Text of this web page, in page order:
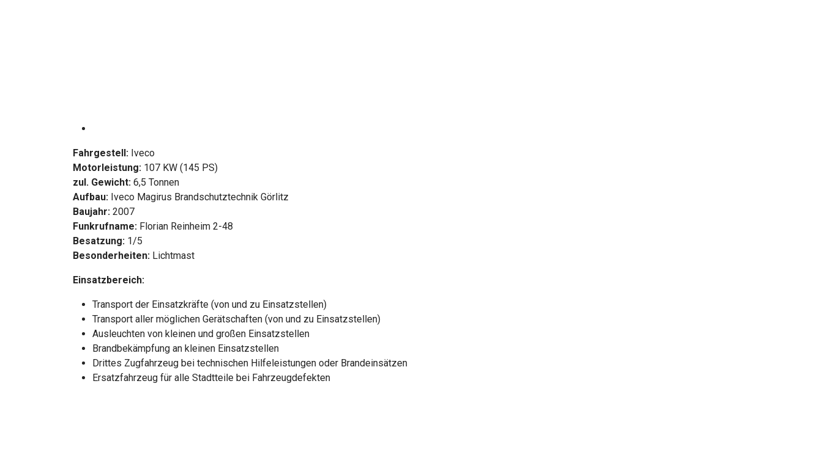
Fahrgestell:Iveco
Motorleistung: 107 KW (145 PS)
zul. Gewicht: 6,5 Tonnen
Aufbau:Iveco Magirus Brandschutztechnik Görlitz
Baujahr:2007
Funkrufname:Florian Reinheim 2-48
Besatzung:1/5
Besonderheiten: Lichtmast
Einsatzbereich:
Transport der Einsatzkräfte (von und zu Einsatzstellen)
Transport aller möglichen Gerätschaften (von und zu Einsatzstellen)
Ausleuchten von kleinen und großen Einsatzstellen
Brandbekämpfung an kleinen Einsatzstellen
Drittes Zugfahrzeug bei technischen Hilfeleistungen oder Brandeinsätzen
Ersatzfahrzeug für alle Stadtteile bei Fahrzeugdefekten